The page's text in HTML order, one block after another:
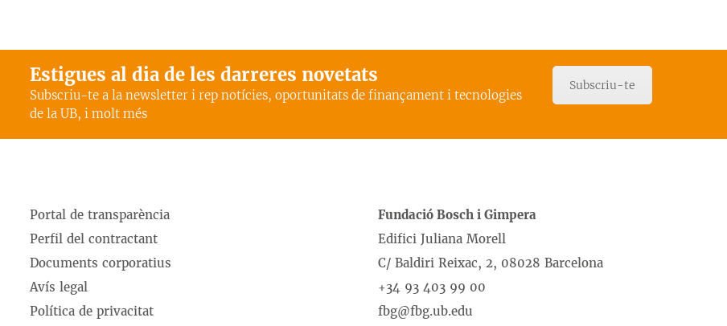
Estigues al dia de les darreres novetats
Subscriu-te a la newsletter i rep notícies, oportunitats de finançament i tecnologies
de la UB, i molt més
Subscriu-te
Portal de transparència
Perfil del contractant
Documents corporatius
Avís legal
Política de privacitat
Fundació Bosch i Gimpera
Edifici Juliana Morell
C/ Baldiri Reixac, 2, 08028 Barcelona
+34 93 403 99 00
fbg@fbg.ub.edu